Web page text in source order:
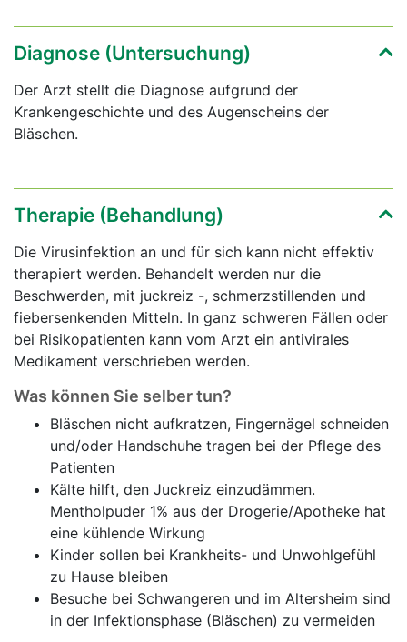
Diagnose (Untersuchung)
Der Arzt stellt die Diagnose aufgrund der
Krankengeschichte und des Augenscheins der
Bläschen.
Therapie (Behandlung)
Die Virusinfektion an und für sich kann nicht effektiv
therapiert werden. Behandelt werden nur die
Beschwerden, mit juckreiz -, schmerzstillenden und
fiebersenkenden Mitteln. In ganz schweren Fällen oder
bei Risikopatienten kann vom Arzt ein antivirales
Medikament verschrieben werden.
Was können Sie selber tun?
Bläschen nicht aufkratzen, Fingernägel schneiden
und/oder Handschuhe tragen bei der Pflege des
Patienten
Kälte hilft, den Juckreiz einzudämmen.
Mentholpuder 1% aus der Drogerie/Apotheke hat
eine kühlende Wirkung
Kinder sollen bei Krankheits- und Unwohlgefühl
zu Hause bleiben
Besuche bei Schwangeren und im Altersheim sind
in der Infektionsphase (Bläschen) zu vermeiden